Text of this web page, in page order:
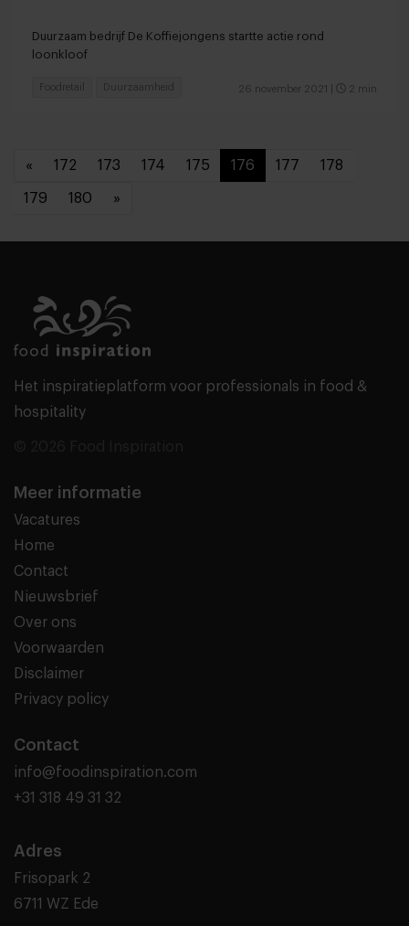
Duurzaam bedrijf De Koffiejongens startte actie rond
loonkloof
26 november 2021 2 min
Foodretail Duurzaamheid
« 172 173 174 175 176 177 178
179 180 »
Het inspiratieplatform voor professionals in food &
hospitality
Meer informatie
Vacatures
Home
Contact
Nieuwsbrief
Over ons
Voorwaarden
Disclaimer
Privacy policy
Contact
info@foodinspiration.com
+31 318 49 31 32
Adres
Frisopark 2
6711 WZ Ede